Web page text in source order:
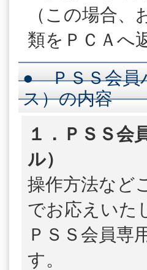
（この場合
類をＰＣＡへ
● ＰＳＳ会員
ス）の内容
１．ＰＳＳ会
ル）
操作方法など
でお応えいた
ＰＳＳ会員専
す。